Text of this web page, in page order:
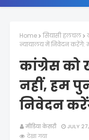
Home सियासी हलचल
न्यायालय में निवेदन करेंगे:
कांग्रेस
नहीं, हम
निवेदन
मीडिया केसरी
JULY
देखा गया